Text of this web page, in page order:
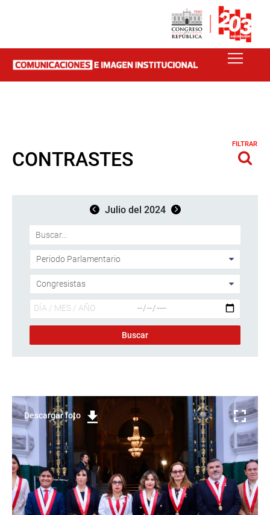
CONTRASTES
FILTRAR
Julio del 2024
Descargar foto